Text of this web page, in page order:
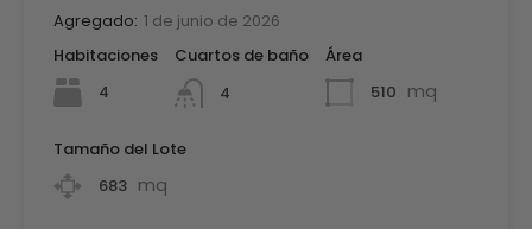
Agregado: 1 de junio de 2026
Habitaciones
4
Cuartos de baño
4
Área
510 mq
Tamaño del Lote
683 mq